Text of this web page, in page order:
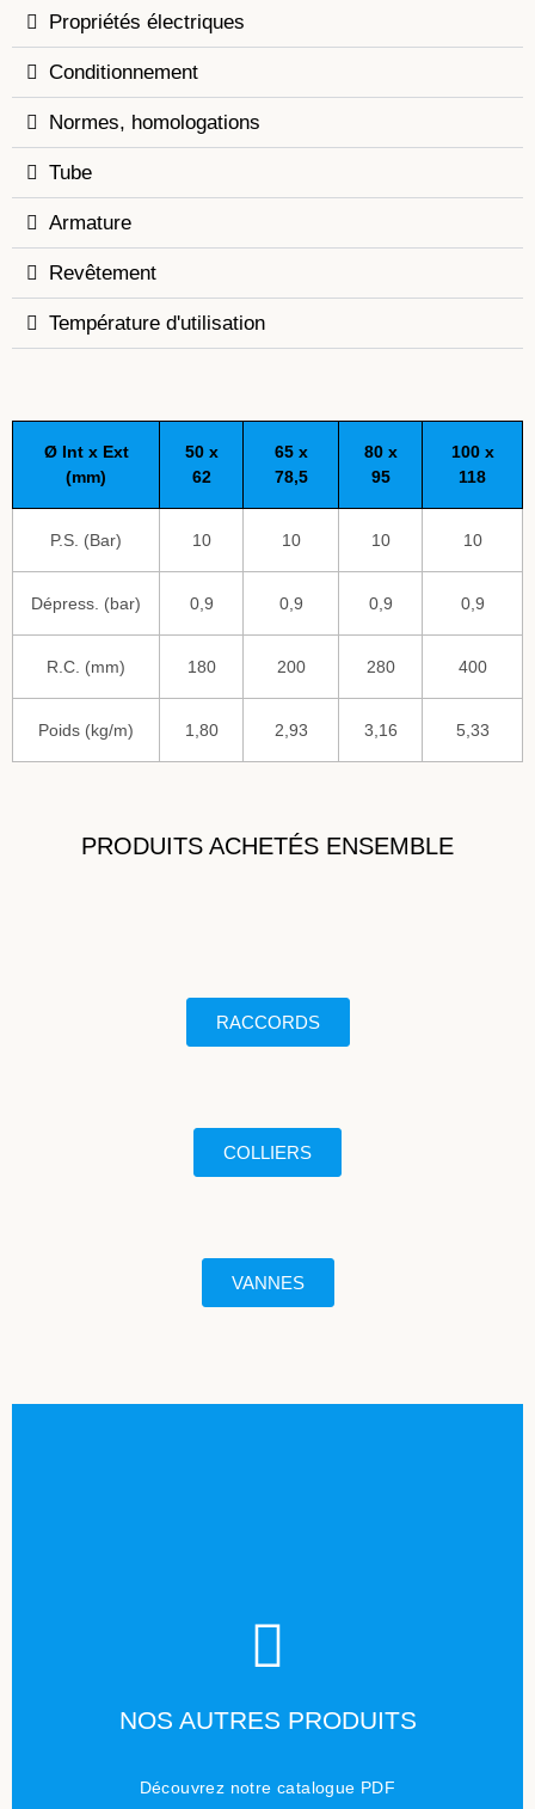
Propriétés électriques
Conditionnement
Normes, homologations
Tube
Armature
Revêtement
Température d'utilisation
Ø Int x Ext
(mm)
50 x
62
65 x
78,5
80 x
95
100 x
118
P.S. (Bar) 10 10 10 10
Dépress. (bar) 0,9 0,9 0,9 0,9
R.C. (mm) 180 200 280 400
Poids (kg/m) 1,80 2,93 3,16 5,33
PRODUITS ACHETÉS ENSEMBLE
RACCORDS
COLLIERS
VANNES
NOS AUTRES PRODUITS
Découvrez notre catalogue PDF
TÉLÉCHARGER